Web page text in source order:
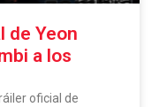
de Yeon
a los
oficial de